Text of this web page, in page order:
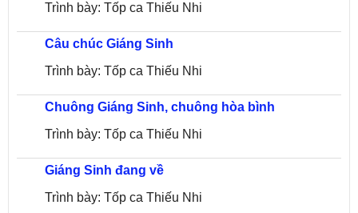
Trình bày: Tốp ca Thiếu Nhi
Câu chúc Giáng Sinh
Trình bày: Tốp ca Thiếu Nhi
Chuông Giáng Sinh, chuông hòa bình
Trình bày: Tốp ca Thiếu Nhi
Giáng Sinh đang về
Trình bày: Tốp ca Thiếu Nhi